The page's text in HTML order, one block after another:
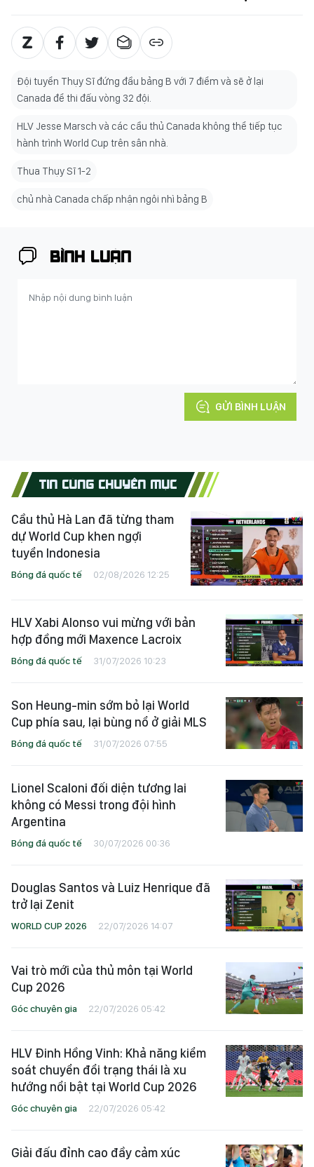
Đội tuyển Thụy Sĩ đứng đầu bảng B với 7 điểm và sẽ ở lại
Canada để thi đấu vòng 32 đội.
HLV Jesse Marsch và các cầu thủ Canada không thể tiếp tục
hành trình World Cup trên sân nhà.
Thua Thụy Sĩ 1-2
chủ nhà Canada chấp nhận ngôi nhì bảng B
BÌNH LUẬN
GỬI BÌNH LUẬN
TIN CÙNG CHUYÊN MỤC
Cầu thủ Hà Lan đã từng tham
dự World Cup khen ngợi
tuyển Indonesia
Bóng đá quốc tế 02/08/2026 12:25
HLV Xabi Alonso vui mừng với bản
hợp đồng mới Maxence Lacroix
Bóng đá quốc tế 31/07/2026 10:23
Son Heung-min sớm bỏ lại World
Cup phía sau, lại bùng nổ ở giải MLS
Bóng đá quốc tế 31/07/2026 07:55
Lionel Scaloni đối diện tương lai
không có Messi trong đội hình
Argentina
Bóng đá quốc tế 30/07/2026 00:36
Douglas Santos và Luiz Henrique đã
trở lại Zenit
WORLD CUP 2026 22/07/2026 14:07
Vai trò mới của thủ môn tại World
Cup 2026
Góc chuyên gia 22/07/2026 05:42
HLV Đinh Hồng Vinh: Khả năng kiểm
soát chuyển đổi trạng thái là xu
hướng nổi bật tại World Cup 2026
Góc chuyên gia 22/07/2026 05:42
Giải đấu đỉnh cao đầy cảm xúc